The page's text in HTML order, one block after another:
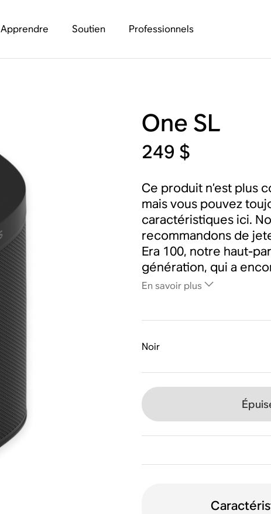
Apprendre Soutien Professionnels
One SL
249 $
Ce produit n’est plus
mais vous pouvez
caractéristiques ici.
recommandons de
Era 100, notre haut-
génération, qui a
En savoir plus
Noir